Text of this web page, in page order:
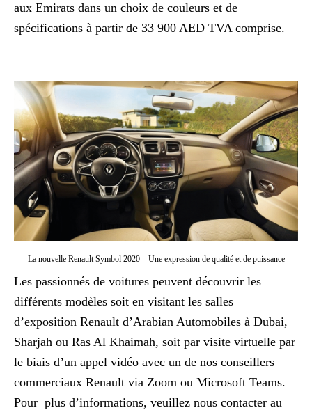
aux Emirats dans un choix de couleurs et de
spécifications à partir de 33 900 AED TVA comprise.
La nouvelle Renault Symbol 2020 – Une expression de qualité et de puissance
Les passionnés de voitures peuvent découvrir les
différents modèles soit en visitant les salles
d’exposition Renault d’Arabian Automobiles à Dubai,
Sharjah ou Ras Al Khaimah, soit par visite virtuelle par
le biais d’un appel vidéo avec un de nos conseillers
commerciaux Renault via Zoom ou Microsoft Teams.
Pour plus d’informations, veuillez nous contacter au